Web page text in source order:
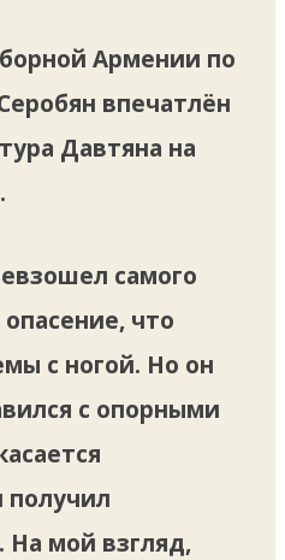
Армении по
впечатлён
Давтяна на
самого
что
с ногой. Но он
с опорными
получил
На мой взгляд,